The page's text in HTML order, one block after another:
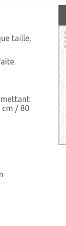
taille,
cm / 80